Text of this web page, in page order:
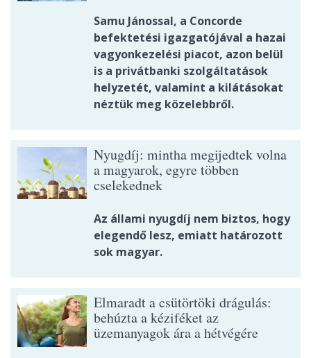
Samu Jánossal, a Concorde
befektetési igazgatójával a hazai
vagyonkezelési piacot, azon belül
is a privátbanki szolgáltatások
helyzetét, valamint a kilátásokat
néztük meg közelebbről.
Nyugdíj: mintha megijedtek volna
a magyarok, egyre többen
cselekednek
Az állami nyugdíj nem biztos, hogy
elegendő lesz, emiatt határozott
sok magyar.
Elmaradt a csütörtöki drágulás:
behúzta a kéziféket az
üzemanyagok ára a hétvégére